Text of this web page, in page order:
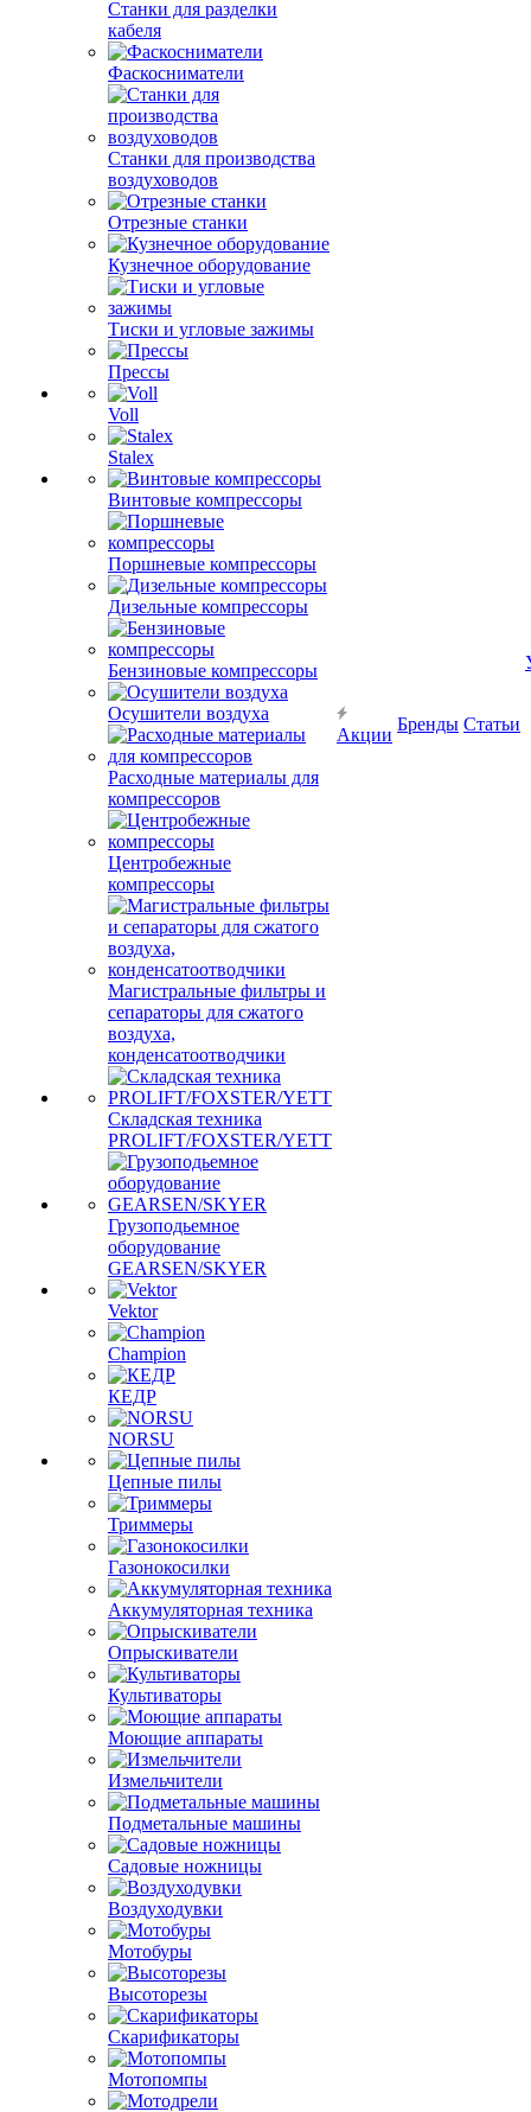
Станки для разделки
кабеля
Фаскосниматели
Станки для производства
воздуховодов
Отрезные станки
Кузнечное оборудование
Тиски и угловые зажимы
Прессы
Voll
Stalex
Винтовые компрессоры
Поршневые компрессоры
Дизельные компрессоры
Бензиновые компрессоры
Осушители воздуха
Расходные материалы для
компрессоров
Центробежные
компрессоры
Магистральные фильтры и
сепараторы для сжатого
воздуха,
конденсатоотводчики
Складская техника
PROLIFT/FOXSTER/YETT
Грузоподьемное
оборудование
GEARSEN/SKYER
Vektor
Champion
КЕДР
NORSU
Цепные пилы
Триммеры
Газонокосилки
Аккумуляторная техника
Опрыскиватели
Культиваторы
Моющие аппараты
Измельчители
Подметальные машины
Садовые ножницы
Воздуходувки
Мотобуры
Высоторезы
Скарификаторы
Мотопомпы
Акции
Бренды Статьи